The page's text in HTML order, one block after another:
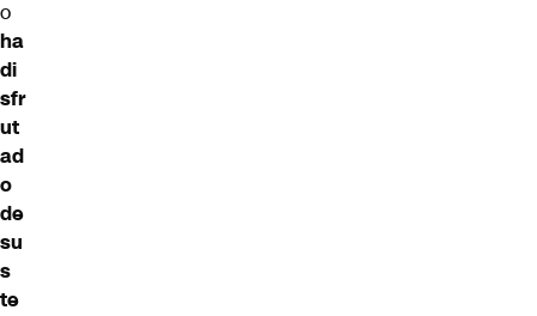
o
ha
di
sfr
ut
ad
o
de
su
s
te